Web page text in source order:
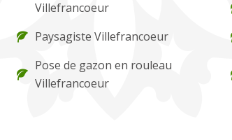
Villefrancoeur
Paysagiste Villefrancoeur
Pose de gazon en rouleau
Villefrancoeur